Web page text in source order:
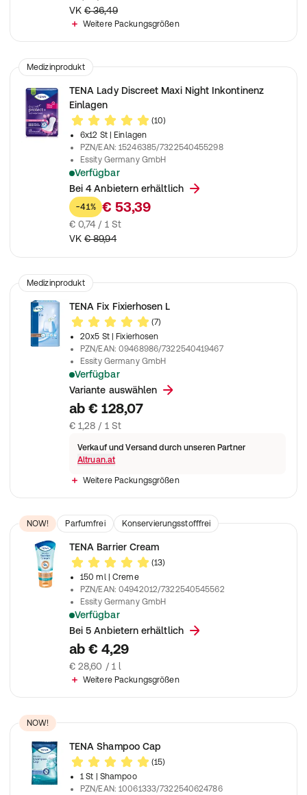
VK € 36,49
Weitere Packungsgrößen
Medizinprodukt
TENA Lady Discreet Maxi Night Inkontinenz
Einlagen
(10)
6x12 St
| Einlagen
PZN/EAN:15246385/7322540455298
Essity Germany GmbH
Verfügbar
Einlagen für maximalen Schutz in der Nacht bei mittelstarker
Bei 4 Anbietern erhältlich
-41% € 53,39
€ 0,74 / 1 St
VK € 89,94
Medizinprodukt
TENA Fix Fixierhosen L
(7)
20x5 St
| Fixierhosen
PZN/EAN:09468986/7322540419467
Essity Germany GmbH
Verfügbar
Fixierhose zur Sicherung von großen, vorgeformten
Variante auswählen
ab € 128,07
€ 1,28 / 1 St
Verkauf und Versand durch unseren Partner
Altruan.at
Weitere Packungsgrößen
NOW! Parfumfrei
Konservierungsstofffrei
Dermatologisch getestet
TENA Barrier Cream
(13)
150 ml
| Creme
PZN/EAN:04942012/7322540545562
Essity Germany GmbH
Verfügbar
Wasserabweisende Creme, ideal zur Vorbeugung und zum
Bei 5 Anbietern erhältlich
ab € 4,29
€ 28,60 / 1 l
Weitere Packungsgrößen
NOW!
TENA Shampoo Cap
(15)
1 St
| Shampoo
PZN/EAN:10061333/7322540624786